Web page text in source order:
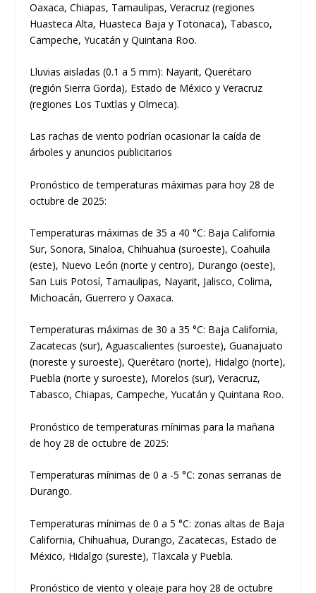
Oaxaca, Chiapas, Tamaulipas, Veracruz (regiones
Huasteca Alta, Huasteca Baja y Totonaca), Tabasco,
Campeche, Yucatán y Quintana Roo.
Lluvias aisladas (0.1 a 5 mm): Nayarit, Querétaro
(región Sierra Gorda), Estado de México y Veracruz
(regiones Los Tuxtlas y Olmeca).
Las rachas de viento podrían ocasionar la caída de
árboles y anuncios publicitarios
Pronóstico de temperaturas máximas para hoy 28 de
octubre de 2025:
Temperaturas máximas de 35 a 40 °C: Baja California
Sur, Sonora, Sinaloa, Chihuahua (suroeste), Coahuila
(este), Nuevo León (norte y centro), Durango (oeste),
San Luis Potosí, Tamaulipas, Nayarit, Jalisco, Colima,
Michoacán, Guerrero y Oaxaca.
Temperaturas máximas de 30 a 35 °C: Baja California,
Zacatecas (sur), Aguascalientes (suroeste), Guanajuato
(noreste y suroeste), Querétaro (norte), Hidalgo (norte),
Puebla (norte y suroeste), Morelos (sur), Veracruz,
Tabasco, Chiapas, Campeche, Yucatán y Quintana Roo.
Pronóstico de temperaturas mínimas para la mañana
de hoy 28 de octubre de 2025:
Temperaturas mínimas de 0 a -5 °C: zonas serranas de
Durango.
Temperaturas mínimas de 0 a 5 °C: zonas altas de Baja
California, Chihuahua, Durango, Zacatecas, Estado de
México, Hidalgo (sureste), Tlaxcala y Puebla.
Pronóstico de viento y oleaje para hoy 28 de octubre